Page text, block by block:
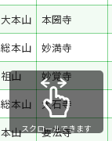
大本山 本圀寺
総本山 妙満寺
祖山 妙覚寺
総本山 大石寺
本山 要法寺
スクロールできます